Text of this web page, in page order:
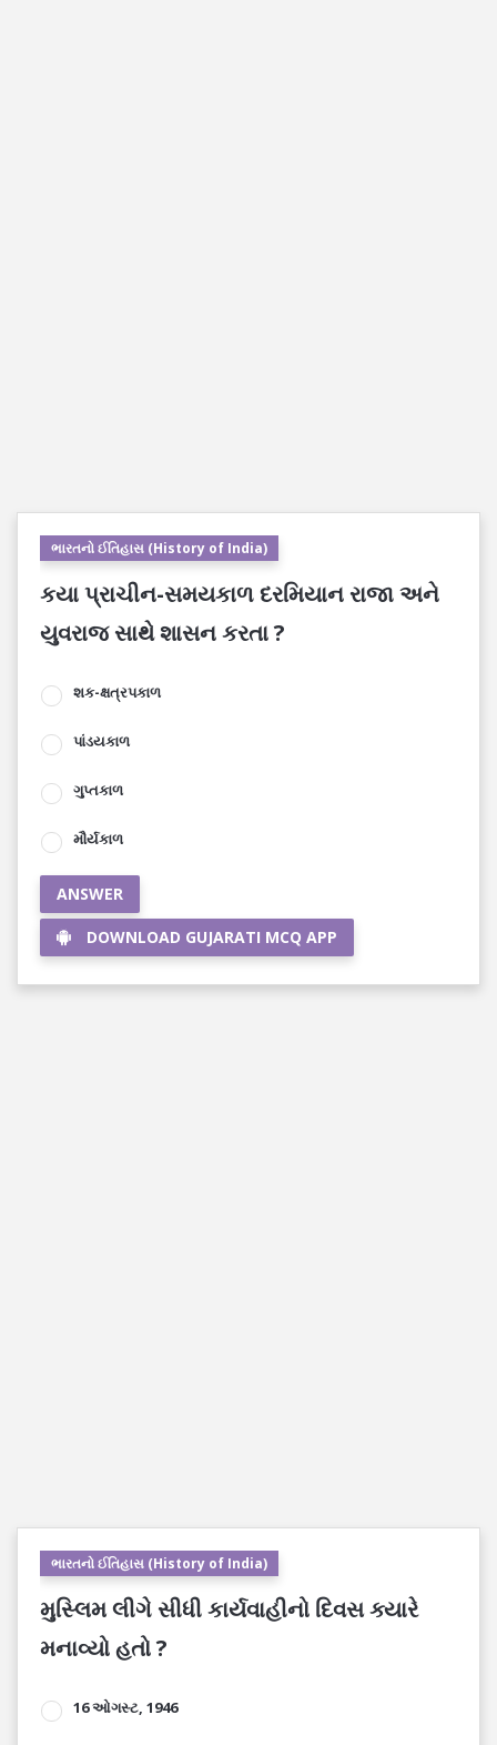
ભારતનો ઈતિહાસ (History of India)
કયા પ્રાચીન-સમયકાળ દરમિયાન રાજા અને
યુવરાજ સાથે શાસન કરતા ?
શક-ક્ષત્રપકાળ
પાંડયકાળ
ગુપ્તકાળ
મૌર્યકાળ
ANSWER
DOWNLOAD GUJARATI MCQ APP
ભારતનો ઈતિહાસ (History of India)
મુસ્લિમ લીગે સીધી કાર્યવાહીનો દિવસ ક્યારે
મનાવ્યો હતો ?
16 ઓગસ્ટ, 1946